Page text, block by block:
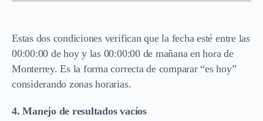
Estas dos condiciones verifican que la fecha esté entre las
00:00:00 de hoy y las 00:00:00 de mañana en hora de
Monterrey. Es la forma correcta de comparar “es hoy”
considerando zonas horarias.
4. Manejo de resultados vacíos